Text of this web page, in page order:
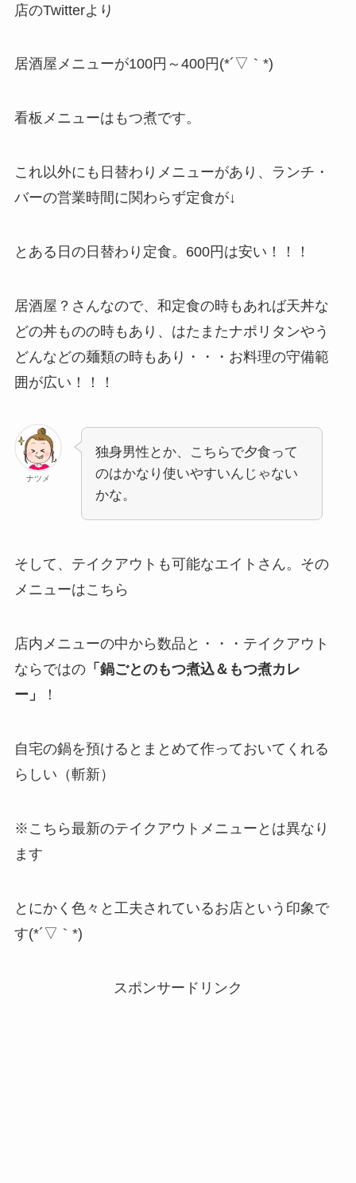
店のTwitterより
居酒屋メニューが100円～400円(*´▽｀*)
看板メニューはもつ煮です。
これ以外にも日替わりメニューがあり、ランチ・
バーの営業時間に関わらず定食が↓
とある日の日替わり定食。600円は安い！！！
居酒屋？さんなので、和定食の時もあれば天丼な
どの丼ものの時もあり、はたまたナポリタンやう
どんなどの麺類の時もあり・・・お料理の守備範
囲が広い！！！
ナツメ
独身男性とか、こちらで夕食って
のはかなり使いやすいんじゃない
かな。
そして、テイクアウトも可能なエイトさん。その
メニューはこちら
店内メニューの中から数品と・・・テイクアウト
ならではの「鍋ごとのもつ煮込＆もつ煮カレ
ー」
！
自宅の鍋を預けるとまとめて作っておいてくれる
らしい（斬新）
※こちら最新のテイクアウトメニューとは異なり
ます
とにかく色々と工夫されているお店という印象で
す(*´▽｀*)
スポンサードリンク